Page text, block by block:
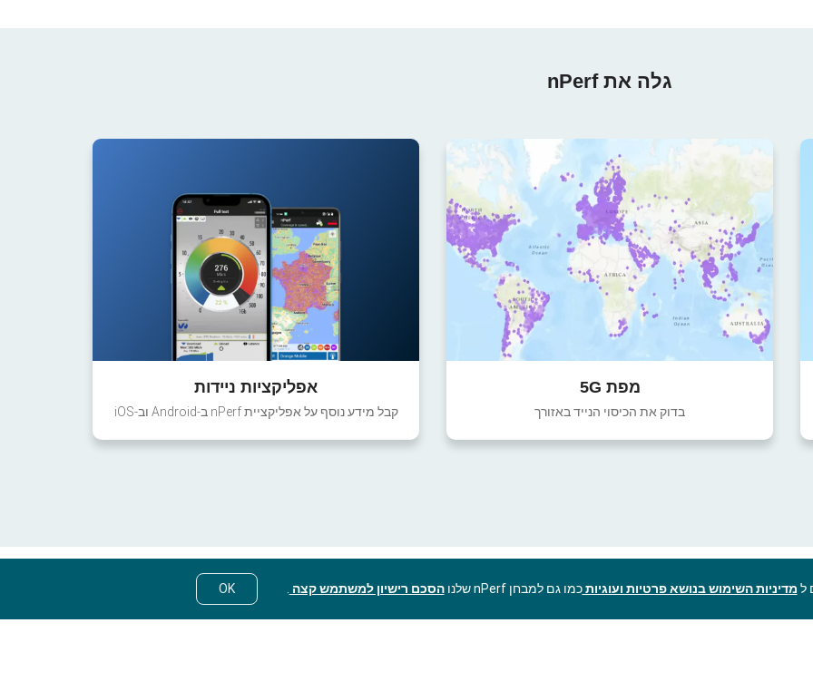
גלה את nPerf
מפת 5G
בדוק את הכיסוי הנייד באזורך
אפליקציות ניידות
קבל מידע נוסף על אפליקציית nPerf ב-Android וב-iOS
מדיניות השימוש בנושא פרטיות ועוגיותכמו גם למבחן nPerf שלנו הסכם רישיון למשתמש קצה OK